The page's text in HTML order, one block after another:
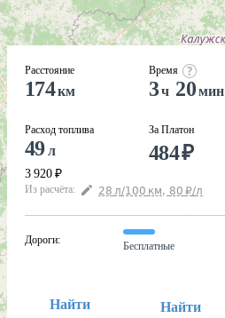
Расстояние
174км
Расход топлива
49л
3 920 ₽
Время
3ч 20мин
За Платон
484₽
Из расчёта: 28 л/100 км, 80 ₽/л
Дороги:
Бесплатные
Найти Найти